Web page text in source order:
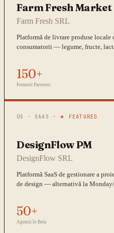
Farm Fresh Market
Farm Fresh SRL
Platformă de livrare produse locale
consumatorii — legume, fructe,
150+
Fermieri Parteneri
05 · SAAS · ★ FEATURED
DesignFlow PM
DesignFlow SRL
Platformă SaaS de gestionare a
de design — alternativă la Monday/
50+
Agenții în Beta